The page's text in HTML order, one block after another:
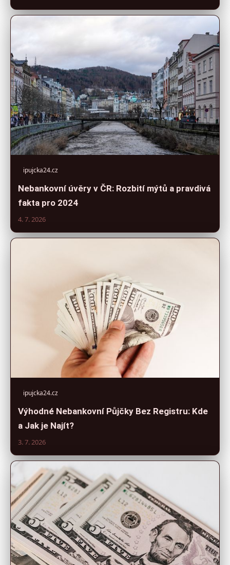
ipujcka24.cz
Nebankovní úvěry v ČR: Rozbití mýtů a pravdivá
fakta pro 2024
4. 7. 2026
ipujcka24.cz
Výhodné Nebankovní Půjčky Bez Registru: Kde
a Jak je Najít?
3. 7. 2026